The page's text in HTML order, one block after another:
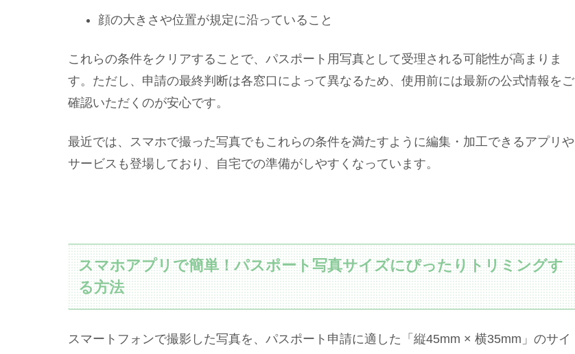
顔の大きさや位置が規定に沿っていること
これらの条件をクリアすることで、パスポート用写真として受理される可能性が高まりま
す。ただし、申請の最終判断は各窓口によって異なるため、使用前には最新の公式情報をご
確認いただくのが安心です。
最近では、スマホで撮った写真でもこれらの条件を満たすように編集・加工できるアプリや
サービスも登場しており、自宅での準備がしやすくなっています。
スマホアプリで簡単！パスポート写真サイズにぴったりトリミングす
る方法
スマートフォンで撮影した写真を、パスポート申請に適した「縦45mm × 横35mm」のサイ